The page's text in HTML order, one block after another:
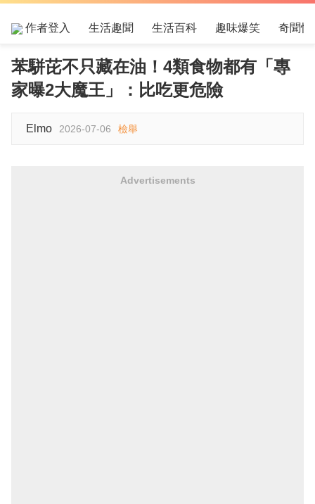
作者登入 生活趣聞 生活百科 趣味爆笑 奇聞怪
苯駢芘不只藏在油！4類食物都有「專
家曝2大魔王」：比吃更危險
Elmo 2026-07-06 檢舉
Advertisements